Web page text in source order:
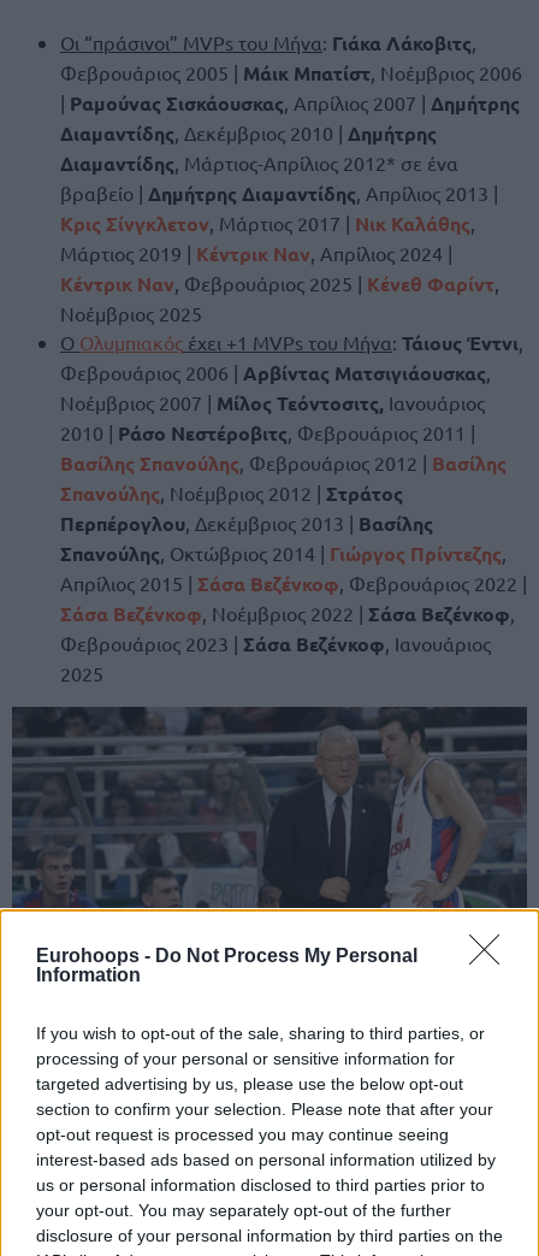
Eurohoops - Do Not Process My Personal
Information
If you wish to opt-out of the sale, sharing to third parties, or
processing of your personal or sensitive information for
targeted advertising by us, please use the below opt-out
section to confirm your selection. Please note that after your
opt-out request is processed you may continue seeing
interest-based ads based on personal information utilized by
us or personal information disclosed to third parties prior to
your opt-out. You may separately opt-out of the further
disclosure of your personal information by third parties on the
Οι “πράσινοι” MVPs του Μήνα: Γιάκα Λάκοβιτς
Φεβρουάριος 2005 | Μάικ Μπατίστ , Νοέμβριος 2006
| Ραμούνας Σισκάουσκας , Απρίλιος 2007 | Δημήτρης
Διαμαντίδης , Δεκέμβριος 2010 | Δημήτρης
Διαμαντίδης , Μάρτιος-Απρίλιος 2012* σε ένα
βραβείο | Δημήτρης Διαμαντίδης , Απρίλιος 2013 |
Κρις Σίνγκλετον , Μάρτιος 2017 | Νικ Καλάθης
Μάρτιος 2019 | Κέντρικ Ναν , Απρίλιος 2024 |
Κέντρικ Ναν , Φεβρουάριος 2025 | Κένεθ Φαρίντ
Νοέμβριος 2025
Ο Ολυμπιακός έχει +1 MVPs του Μήνα: Τάιους Έντνι
Φεβρουάριος 2006 | Αρβίντας Ματσιγιάουσκας
Νοέμβριος 2007 | Μίλος Τεόντοσιτς, Ιανουάριος
2010 | Ράσο Νεστέροβιτς , Φεβρουάριος 2011 |
Βασίλης Σπανούλης , Φεβρουάριος 2012 | Βασίλης
Σπανούλης , Νοέμβριος 2012 | Στράτος
Περπέρογλου , Δεκέμβριος 2013 | Βασίλης
Σπανούλης , Οκτώβριος 2014 | Γιώργος Πρίντεζης
Απρίλιος 2015 | Σάσα Βεζένκοφ , Φεβρουάριος 2022 |
Σάσα Βεζένκοφ , Νοέμβριος 2022 | Σάσα Βεζένκοφ
Φεβρουάριος 2023 | Σάσα Βεζένκοφ , Ιανουάριος
2025